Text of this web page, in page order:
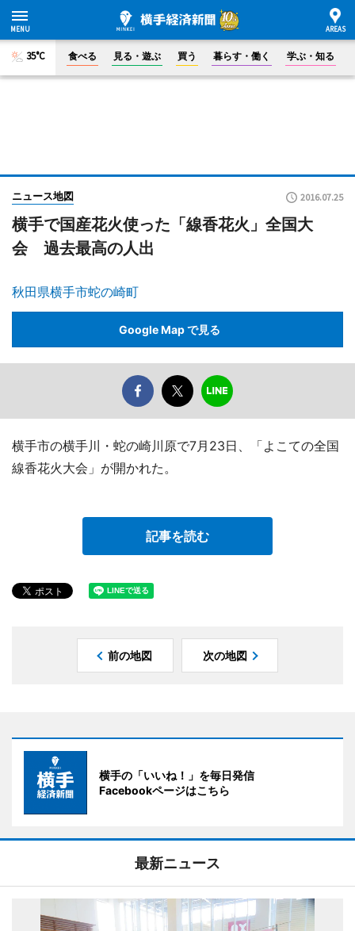
35°C 食べる 見る・遊ぶ 買う 暮らす・働く 学ぶ・知る
ニュース地図 2016.07.25
横手で国産花火使った「線香花火」全国大
会 過去最高の人出
秋田県横手市蛇の崎町
Google Map で見る
横手市の横手川・蛇の崎川原で7月23日、「よこての全国
線香花火大会」が開かれた。
記事を読む
前の地図 次の地図
横手の「いいね！」を毎日発信
Facebookページはこちら
最新ニュース